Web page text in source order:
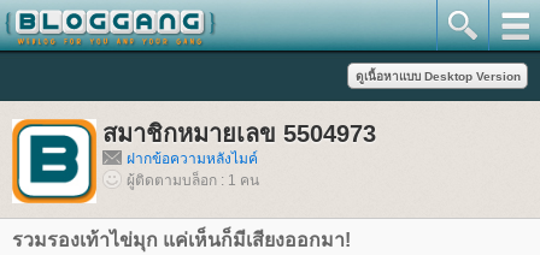
สมาชิกหมายเลข 5504973
ฝากข้อความหลังไมค์
ผู้ติดตามบล็อก : 1 คน
รวมรองเท้าไข่มุก แค่เห็นก็มีเสียงออกมา!